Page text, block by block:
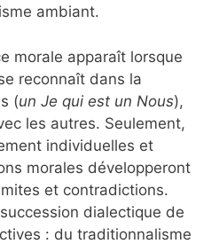
ambiant.
morale apparaît lorsque
reconnaît dans la
(un Je qui est un Nous),
les autres. Seulement,
individuelles et
morales développeront
et contradictions.
dialectique de
: du traditionnalisme